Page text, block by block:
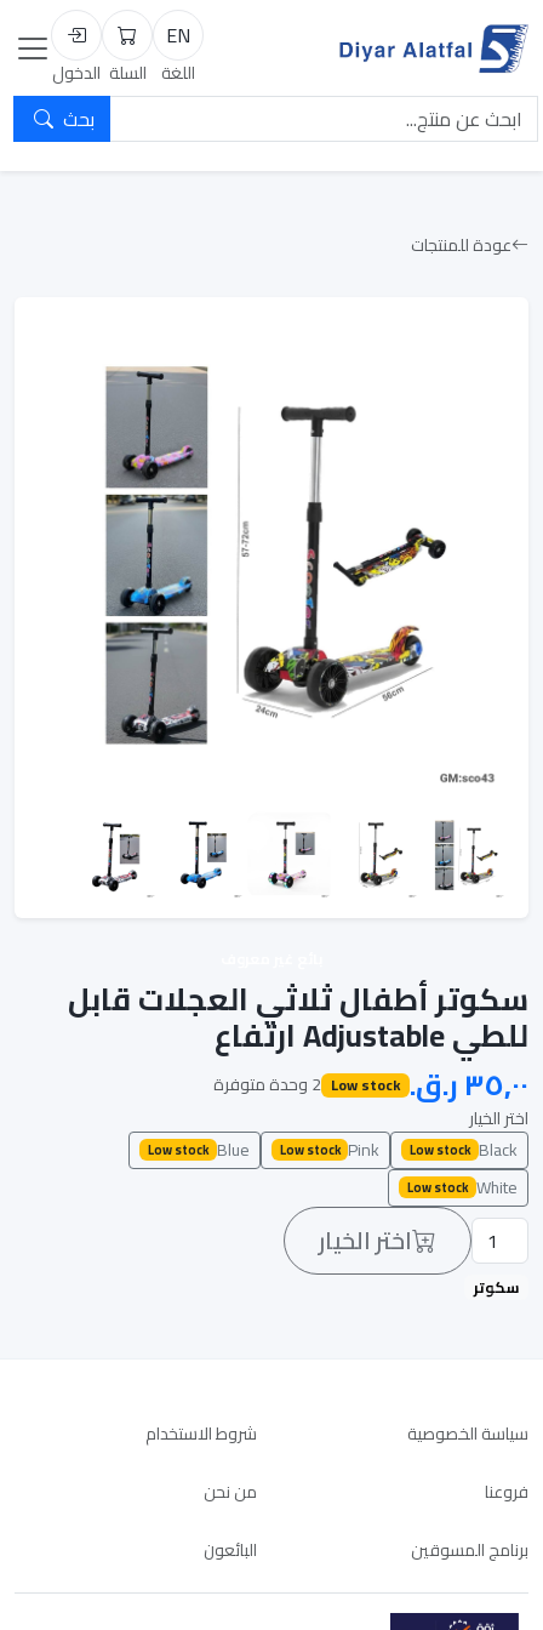
EN
اللغة
السلة
السلة
تسجيل
الدخول
بحث
عودة للمنتجات
سكوتر أطفال ثلاثي العجلات قابل
للطي Adjustable ارتفاع
Low stock 2 وحدة متوفرة
اختر الخيار
Black
Low stock
Pink
Low stock
Blue
Low stock
White
Low stock
اختر الخيار
سكوتر
سياسة الخصوصية
شروط الاستخدام
فروعنا
من نحن
برنامج المسوقين
البائعون